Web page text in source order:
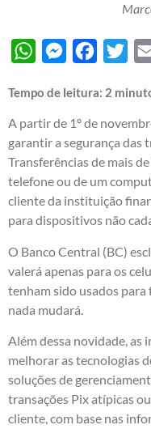
WhatsAppMessengerFacebook
Tempo de leitura: 2
A partir de 1º de
garantir a segurança das
Transferências de mais
telefone ou de um
cliente da instituição
para dispositivos não
O Banco Central (BC)
valerá apenas para os
tenham sido usados para
nada mudará.
Além dessa novidade, as
melhorar as tecnologias
soluções de
transações Pix atípicas
cliente, com base nas